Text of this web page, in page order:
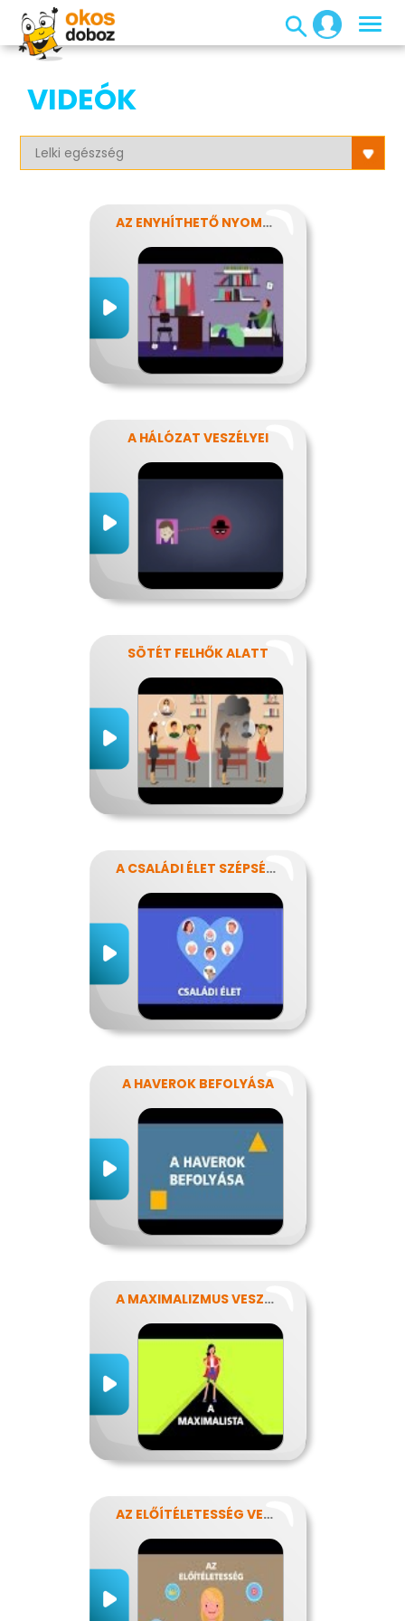
VIDEÓK
AZ ENYHÍTHETŐ NYOMÁS - STRESSZ
A HÁLÓZAT VESZÉLYEI
SÖTÉT FELHŐK ALATT
A CSALÁDI ÉLET SZÉPSÉGEI ÉS NEHÉZSÉGEI
A HAVEROK BEFOLYÁSA
A MAXIMALIZMUS VESZÉLYEI
AZ ELŐÍTÉLETESSÉG VESZÉLYEI